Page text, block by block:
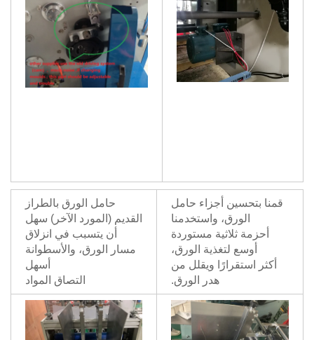
قمنا بتحسين أجزاء حامل
الورق، واستخدمنا
أحزمة ثلاثية مستوردة
أوسع لتغذية الورق،
أكثر استقرارًا ويقلل من
هدر الورق.
حامل الورق بالطراز
القديم (المورد الآخر) سهل
أن يتسبب في انزلاق
مسار الورق، والأسطوانة
أسهل
التصاق المواد